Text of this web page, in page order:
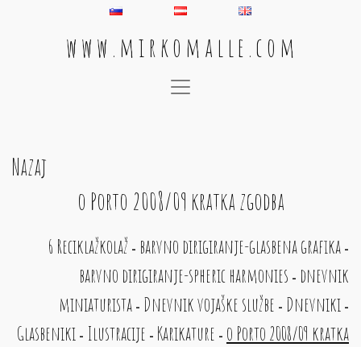
w w w . m i r k o m a l l e . c o m
Main Navigation
Nazaj
o Porto 2008/09 kratka zgodba
6 Reciklažkolaž - barvno dirigiranje-glasbena grafika -
barvno dirigiranje-spheric harmonies - dnevnik
miniaturista - Dnevnik vojaške službe - Dnevniki -
Glasbeniki - Ilustracije - Karikature - o Porto 2008/09 kratka